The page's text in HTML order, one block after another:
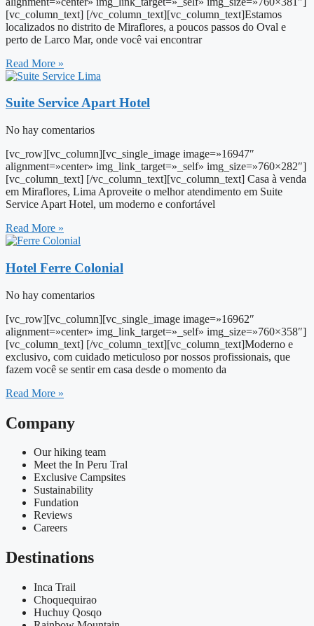
[vc_column_text] [/vc_column_text][vc_column_text]Estamos
localizados no distrito de Miraflores, a poucos passos do Oval e
perto de Larco Mar, onde você vai encontrar
Read More »
Suite Service Apart Hotel
No hay comentarios
[vc_row][vc_column][vc_single_image image=»16947″
alignment=»center» img_link_target=»_self» img_size=»760×282″]
[vc_column_text] [/vc_column_text][vc_column_text] Casa à venda
em Miraflores, Lima Aproveite o melhor atendimento em Suite
Service Apart Hotel, um moderno e confortável
Read More »
Hotel Ferre Colonial
No hay comentarios
[vc_row][vc_column][vc_single_image image=»16962″
alignment=»center» img_link_target=»_self» img_size=»760×358″]
[vc_column_text] [/vc_column_text][vc_column_text]Moderno e
exclusivo, com cuidado meticuloso por nossos profissionais, que
fazem você se sentir em casa desde o momento da
Read More »
Company
Our hiking team
Meet the In Peru Tral
Exclusive Campsites
Sustainability
Fundation
Reviews
Careers
Destinations
Inca Trail
Choquequirao
Huchuy Qosqo